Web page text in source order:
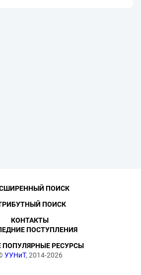
УУНиТ, 2014-2026
ПОИСК
ПОИСК
КОНТАКТЫ
ПОСТУПЛЕНИЯ
ПОПУЛЯРНЫЕ РЕСУРСЫ